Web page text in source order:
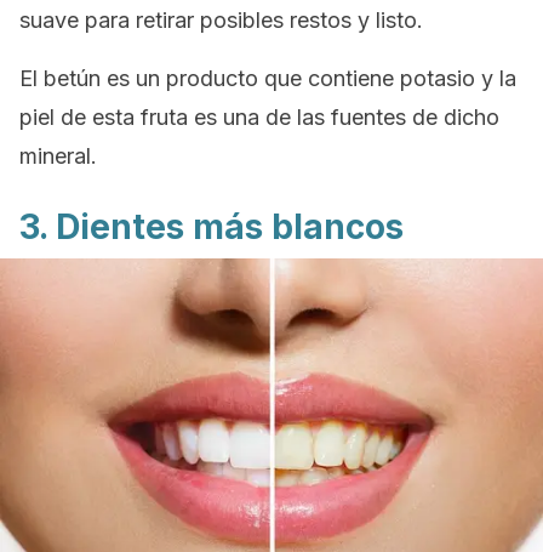
suave para retirar posibles restos y listo.
El betún es un producto que contiene potasio y la
piel de esta fruta es una de las fuentes de dicho
mineral.
3. Dientes más blancos